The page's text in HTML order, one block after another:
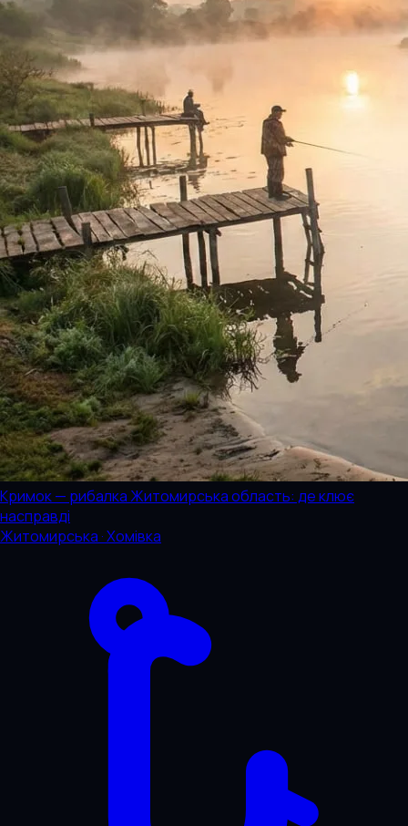
Кримок — рибалка Житомирська область: де клює
насправді
Житомирська · Хомівка